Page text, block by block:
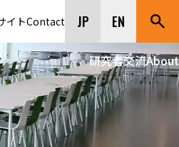
イトContact JP EN
研究者交流About